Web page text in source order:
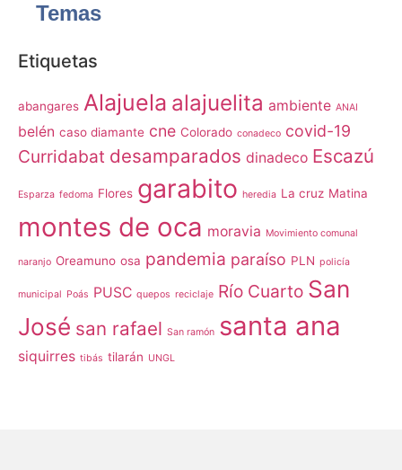
Temas
Etiquetas
abangares Alajuela alajuelita ambiente ANAI
belén caso diamante cne Colorado conadeco covid-19
Curridabat desamparados dinadeco Escazú
Esparza fedoma Flores garabito heredia La cruz Matina
montes de oca moravia Movimiento comunal
naranjo Oreamuno osa pandemia paraíso PLN policía
municipal Poás PUSC quepos reciclaje Río Cuarto San
José san rafael San ramón santa ana
siquirres tibás tilarán UNGL